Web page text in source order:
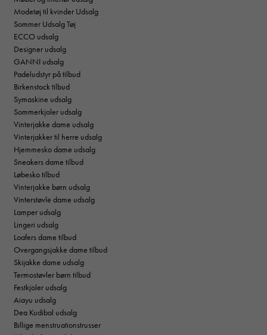
Modetøj til kvinder Udsalg
Sommer Udsalg Tøj
ECCO udsalg
Designer udsalg
GANNI udsalg
Padeludstyr på tilbud
Birkenstock tilbud
Symaskine udsalg
Sommerkjoler udsalg
Vinterjakke dame udsalg
Vinterjakker til herre udsalg
Hjemmesko dame udsalg
Sneakers dame tilbud
Løbesko tilbud
Vinterjakke børn udsalg
Vinterstøvle dame udsalg
Lamper udsalg
Lingeri udsalg
Loafers dame tilbud
Overgangsjakke dame tilbud
Skijakke dame udsalg
Termostøvler børn tilbud
Festkjoler udsalg
Aiayu udsalg
Dea Kudibal udsalg
Billige menstruationstrusser